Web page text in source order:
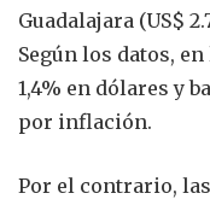
Guadalajara (US$
Según los datos,
1,4% en dólares y
por inflación.
Por el contrario,